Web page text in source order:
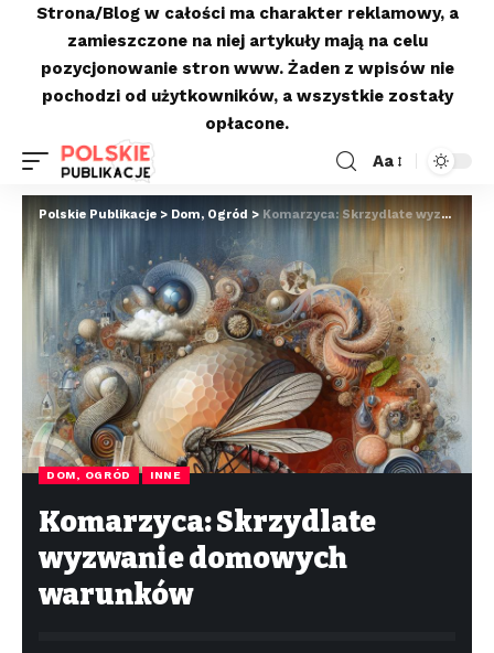
Strona/Blog w całości ma charakter reklamowy, a
zamieszczone na niej artykuły mają na celu
pozycjonowanie stron www. Żaden z wpisów nie
pochodzi od użytkowników, a wszystkie zostały
opłacone.
Aa
Polskie Publikacje > Dom, Ogród > Komarzyca: Skrzydlate wyzwanie domowych warunków
DOM, OGRÓD INNE
Komarzyca: Skrzydlate
wyzwanie domowych
warunków